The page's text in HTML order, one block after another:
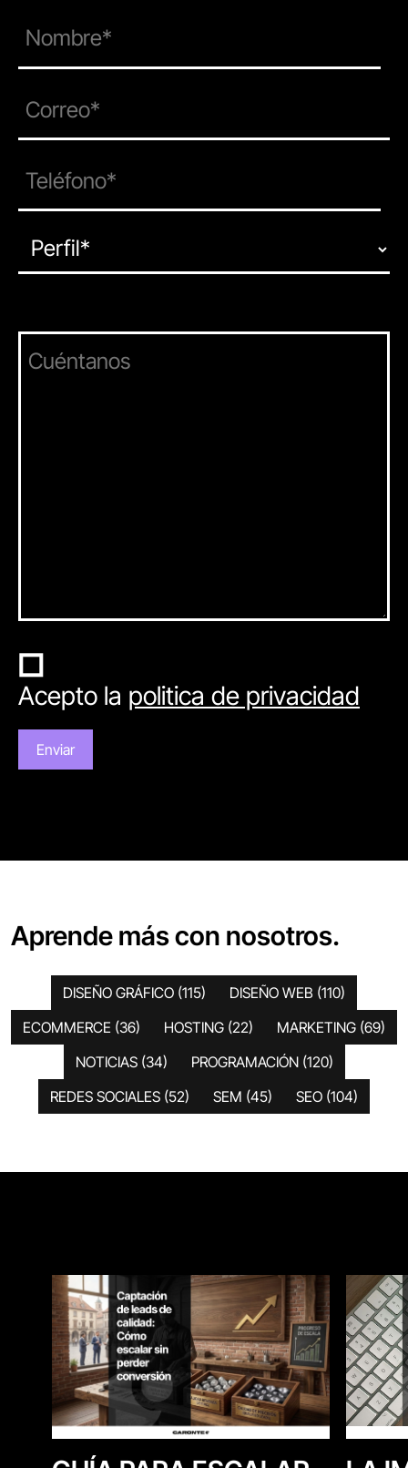
Acepto la politica de privacidad
Aprende más con nosotros.
DISEÑO GRÁFICO (115) DISEÑO WEB (110)
ECOMMERCE (36) HOSTING (22) MARKETING (69)
NOTICIAS (34) PROGRAMACIÓN (120)
REDES SOCIALES (52) SEM (45) SEO (104)